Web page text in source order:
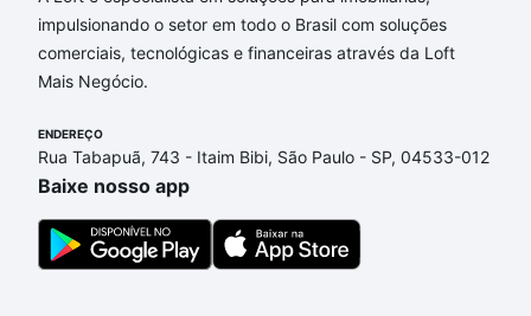
Santo André, SP?
Aqui na Loft temos a oferta ideal para você, com
Imóveis à venda em avenida capitao mario toledo
custam a partir de R$ 0 e com nossas opções de
financiamento imobiliário as parcelas podem se
adequar ao seu orçamento. Se ainda tem alguma
dúvida dos custos envolvidos no processo de
compra, veja em nosso portal quanto custa comprar
impulsionando o setor em todo o Brasil com soluções
comerciais, tecnológicas e financeiras através da Loft
Mais Negócio.
ENDEREÇO
Rua Tabapuã, 743 - Itaim Bibi, São Paulo - SP, 04533-012
Baixe nosso app